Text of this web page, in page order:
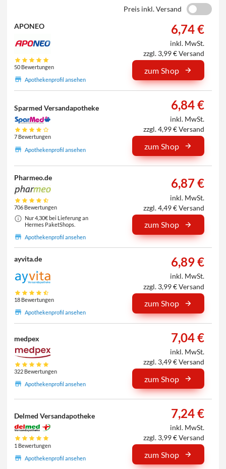
Preis inkl. Versand
APONEO
50 Bewertungen
Apothekenprofil ansehen
6,74 €
inkl. MwSt.
zzgl. 3,99 € Versand
zum Shop
Sparmed Versandapotheke
7 Bewertungen
Apothekenprofil ansehen
6,84 €
inkl. MwSt.
zzgl. 4,99 € Versand
zum Shop
Pharmeo.de
706 Bewertungen
Nur 4,30€ bei Lieferung an
Hermes PaketShops.
Apothekenprofil ansehen
6,87 €
inkl. MwSt.
zzgl. 4,49 € Versand
zum Shop
ayvita.de
18 Bewertungen
Apothekenprofil ansehen
6,89 €
inkl. MwSt.
zzgl. 3,99 € Versand
zum Shop
medpex
322 Bewertungen
Apothekenprofil ansehen
7,04 €
inkl. MwSt.
zzgl. 3,49 € Versand
zum Shop
Delmed Versandapotheke
1 Bewertungen
Apothekenprofil ansehen
7,24 €
inkl. MwSt.
zzgl. 3,99 € Versand
zum Shop